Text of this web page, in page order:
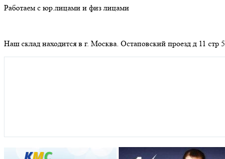
Работаем с юр.лицами и физ лицами
Наш склад находится в г. Москва. Остаповский проезд д 11 стр 5